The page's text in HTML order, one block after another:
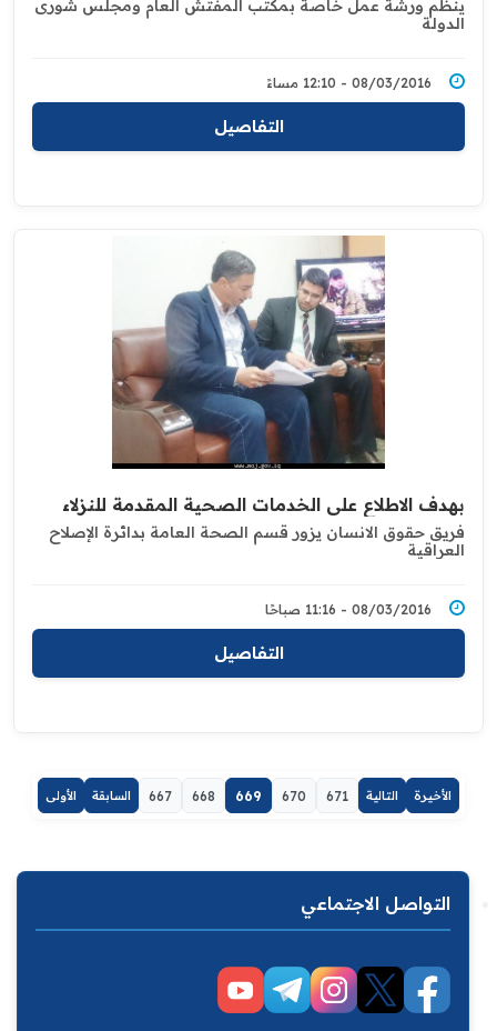
ينظم ورشة عمل خاصة بمكتب المفتش العام ومجلس شورى
الدولة
08/03/2016 - 12:10 مساءً
التفاصيل
بهدف الاطلاع على الخدمات الصحية المقدمة للنزلاء
فريق حقوق الانسان يزور قسم الصحة العامة بدائرة الإصلاح
العراقية
08/03/2016 - 11:16 صباحًا
التفاصيل
الأولى السابقة 667 668 669 670 671 التالية الأخيرة
التواصل الاجتماعي